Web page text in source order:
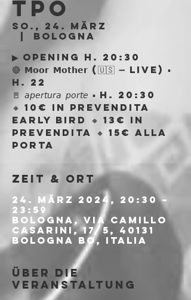
Tpo
So., 24. März
Bologna
▶ opening h. 20:30
🔴 𝗠𝗼𝗼𝗿 𝗠𝗼𝘁𝗵𝗲𝗿 (🇺🇸 ➖ live) ▪
h. 22
🚪 𝘢𝘱𝘦𝘳𝘵𝘶𝘳𝘢 𝘱𝘰𝘳𝘵𝘦 ▪ h. 20:30
🔸 10€ in prevendita
early bird 🔸 13€ in
prevendita 🔸 15€ alla
porta
Zeit & Ort
24. März 2024, 20:30 –
23:59
Bologna, Via Camillo
Casarini, 17/5, 40131
Bologna BO, Italia
Über die
Veranstaltung